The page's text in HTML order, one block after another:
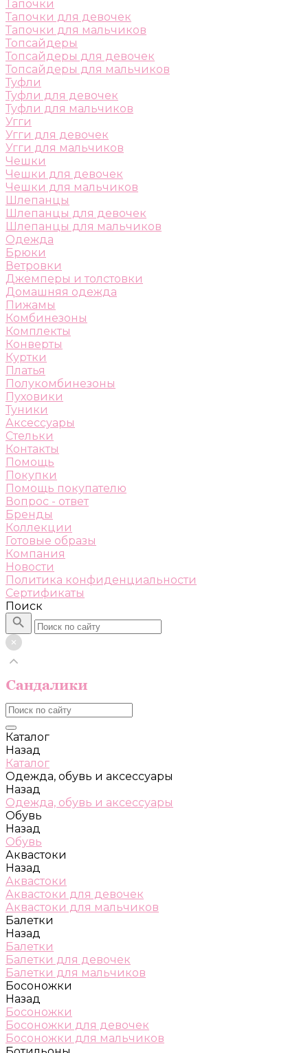
Тапочки
Тапочки для девочек
Тапочки для мальчиков
Топсайдеры
Топсайдеры для девочек
Топсайдеры для мальчиков
Туфли
Туфли для девочек
Туфли для мальчиков
Угги
Угги для девочек
Угги для мальчиков
Чешки
Чешки для девочек
Чешки для мальчиков
Шлепанцы
Шлепанцы для девочек
Шлепанцы для мальчиков
Одежда
Брюки
Ветровки
Джемперы и толстовки
Домашняя одежда
Пижамы
Комбинезоны
Комплекты
Конверты
Куртки
Платья
Полукомбинезоны
Пуховики
Туники
Аксессуары
Стельки
Контакты
Помощь
Покупки
Помощь покупателю
Вопрос - ответ
Бренды
Коллекции
Готовые образы
Компания
Новости
Политика конфиденциальности
Сертификаты
Поиск
Каталог
Назад
Каталог
Одежда, обувь и аксессуары
Назад
Одежда, обувь и аксессуары
Обувь
Назад
Обувь
Аквастоки
Назад
Аквастоки
Аквастоки для девочек
Аквастоки для мальчиков
Балетки
Назад
Балетки
Балетки для девочек
Балетки для мальчиков
Босоножки
Назад
Босоножки
Босоножки для девочек
Босоножки для мальчиков